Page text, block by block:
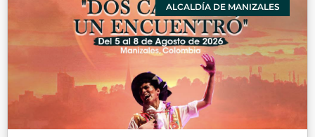
ALCALDÍA DE MANIZALES